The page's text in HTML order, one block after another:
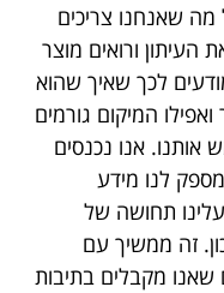
מה שאנחנו צריכים
העיתון ורואים מוצר
לכך שאיך שהוא
המיקום גורמים
אותנו. אנו נכנסים
לנו מידע
תחושה של
זה ממשיך עם
שאנו מקבלים בתיבות